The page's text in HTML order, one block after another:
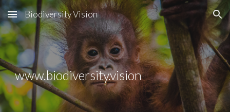
Skip to main content Skip to navigation
Biodiversity Vision
www.biodiversity.vision